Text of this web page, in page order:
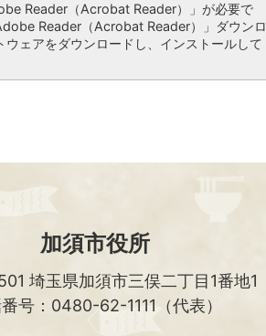
Reader（Acrobat Reader）」が必要で
Reader（Acrobat Reader）」ダウンロ
ェアをダウンロードし、インストールして
加須市役所
埼玉県加須市三俣二丁目1番地1
号：0480-62-1111（代表）